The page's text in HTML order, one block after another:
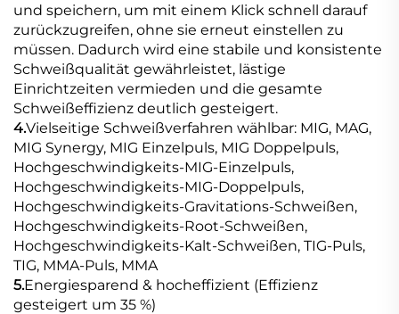
und speichern, um mit einem Klick schnell darauf
zurückzugreifen, ohne sie erneut einstellen zu
müssen. Dadurch wird eine stabile und konsistente
Schweißqualität gewährleistet, lästige
Einrichtzeiten vermieden und die gesamte
Schweißeffizienz deutlich gesteigert.
4.Vielseitige Schweißverfahren wählbar: MIG, MAG,
MIG Synergy, MIG Einzelpuls, MIG Doppelpuls,
Hochgeschwindigkeits-MIG-Einzelpuls,
Hochgeschwindigkeits-MIG-Doppelpuls,
Hochgeschwindigkeits-Gravitations-Schweißen,
Hochgeschwindigkeits-Root-Schweißen,
Hochgeschwindigkeits-Kalt-Schweißen, TIG-Puls,
TIG, MMA-Puls, MMA
5.Energiesparend & hocheffizient (Effizienz
gesteigert um 35 %)